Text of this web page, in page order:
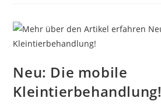
Neu: Die mobile
Kleintierbehandlung!